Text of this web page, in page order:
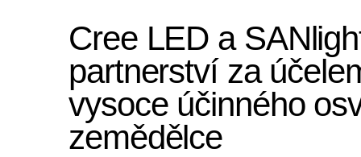
Cree LED a
partnerství za
vysoce účinného
zemědělce